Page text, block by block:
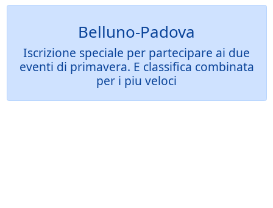
Belluno-Padova
Iscrizione speciale per partecipare ai due
eventi di primavera. E classifica combinata
per i piu veloci